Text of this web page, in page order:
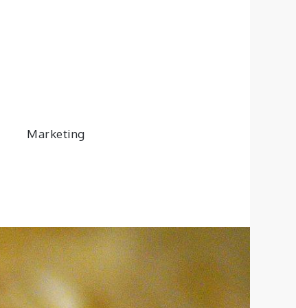
Marketing